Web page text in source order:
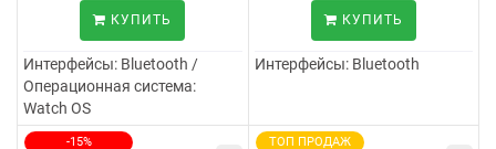
КУПИТЬ
Интерфейсы: Bluetooth /
Операционная система:
Watch OS
КУПИТЬ
Интерфейсы:Bluetooth
-15% ТОП ПРОДАЖ